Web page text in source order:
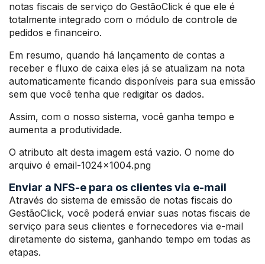
notas fiscais de serviço do GestãoClick é que ele é
totalmente integrado com o módulo de controle de
pedidos e financeiro.
Em resumo, quando há lançamento de contas a
receber e fluxo de caixa eles já se atualizam na nota
automaticamente ficando disponíveis para sua emissão
sem que você tenha que redigitar os dados.
Assim, com o nosso sistema, você ganha tempo e
aumenta a produtividade.
O atributo alt desta imagem está vazio. O nome do
arquivo é email-1024×1004.png
Enviar a NFS-e para os clientes via e-mail
Através do sistema de emissão de notas fiscais do
GestãoClick, você poderá enviar suas notas fiscais de
serviço para seus clientes e fornecedores via e-mail
diretamente do sistema, ganhando tempo em todas as
etapas.